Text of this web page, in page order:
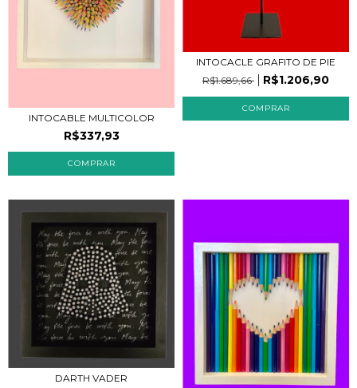
INTOCABLE MULTICOLOR
R$337,93
COMPRAR
INTOCACLE GRAFITO DE PIE
R$1.689,66
R$1.206,90
DARTH VADER